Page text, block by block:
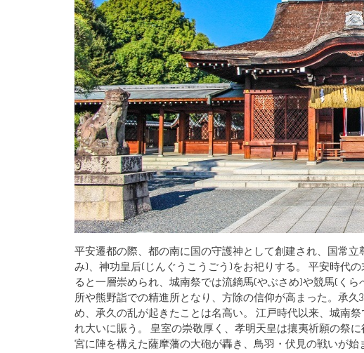
平安遷都の際、都の南に国の守護神として創建され、国常
み)、神功皇后(じんぐうこうごう)をお祀りする。 平安時代
ると一層崇められ、城南祭では流鏑馬(やぶさめ)や競馬(く
所や熊野詣での精進所となり、方除の信仰が高まった。承
め、承久の乱が起きたことは名高い。 江戸時代以来、城南
れ大いに賑う。 皇室の崇敬厚く、孝明天皇は攘夷祈願の祭
宮に陣を構えた薩摩藩の大砲が轟き、鳥羽・伏見の戦いが